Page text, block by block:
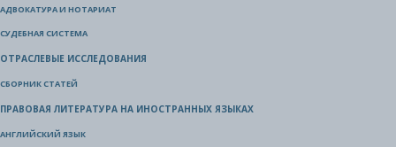
АДВОКАТУРА И НОТАРИАТ
СУДЕБНАЯ СИСТЕМА
ОТРАСЛЕВЫЕ ИССЛЕДОВАНИЯ
СБОРНИК СТАТЕЙ
ПРАВОВАЯ ЛИТЕРАТУРА НА ИНОСТРАННЫХ ЯЗЫКАХ
АНГЛИЙСКИЙ ЯЗЫК